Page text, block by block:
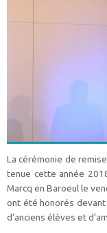
La cérémonie de
tenue cette année
Marcq en Baroeul le
ont été honorés
d’anciens élèves et